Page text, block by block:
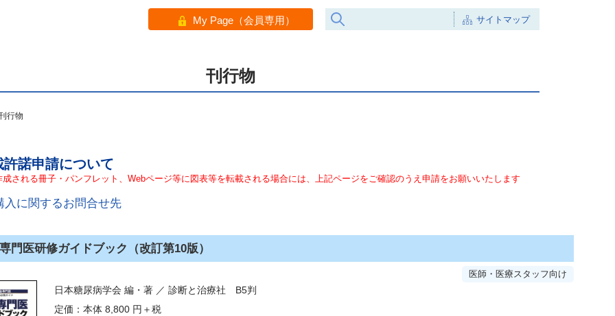
My Page（会員専用） サイトマップ
刊行物
行物
諾申請について
成される冊子・パンフレット、Webページ等に図表等を転載される場合には、上記ページをご確認のうえ申請をお願いいたします
入に関するお問合せ先
門医研修ガイドブック（改訂第10版）
医師・医療スタッフ向け
日本糖尿病学会 編・著 ／ 診断と治療社 B5判
定価：本体 8,800 円＋税